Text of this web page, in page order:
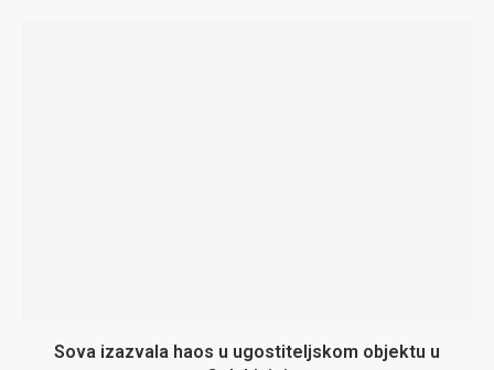
Sova izazvala haos u ugostiteljskom objektu u